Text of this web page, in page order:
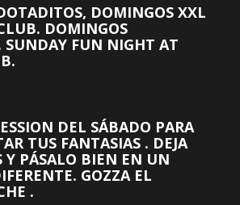
DOMINGOS XXL
DOMINGOS
SUNDAY FUN NIGHT AT
DEL SÁBADO PARA
TUS FANTASIAS . DEJA
Y PÁSALO BIEN EN UN
GOZZA EL
.